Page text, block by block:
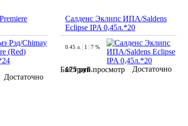
Достаточно
Салденс Эклипс ИПА/Saldens
Eclipse IPA 0,45л.*20
Быстрый просмотр
0.45 л. 1 7 %
175 руб. Достаточно